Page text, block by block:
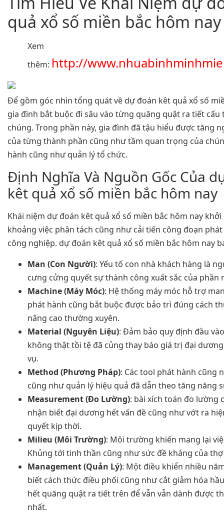
quả xổ số miền bắc hôm nay
Xem
thêm: http://
Để gồm góc nhìn tổng quát về dự đoán kêt quả xổ số
gia đình bắt buộc đi sâu vào từng quăng quật ra tiết cấu
chúng. Trong phần này, gia đình đã tậu hiểu được tăng
của từng thành phần cũng như tầm quan trọng của
hành cũng như quản lý tổ chức.
Định Nghĩa Và Nguồn Gốc Của
kêt quả xổ số miền bắc hôm nay
Khái niệm dự đoán kêt quả xổ số miền bắc hôm nay
khoảng việc phân tách cũng như cải tiến công đoạn
công nghiệp. dự đoán kêt quả xổ số miền bắc hôm nay
Man (Con Người): Yếu tố con nhà khách hàng là
cưng cửng quyết sự thành công xuất sắc của phần
Machine (Máy Móc): Hệ thống máy móc hỗ trợ
phát hành cũng bắt buộc được bảo trì đúng cách
nâng cao thường xuyên.
Material (Nguyên Liệu): Đảm bảo quy định đầu
không thật tồi tệ đã củng thay báo giá trị đại
vụ.
Method (Phương Pháp): Các tool phát hành cũng
cũng như quản lý hiệu quả đã dẫn theo tăng năng
Measurement (Đo Lường): bài xích toán đo lường
nhận biết đại dương hết vấn đề cũng như vớt ra
quyết kịp thời.
Milieu (Môi Trường): Môi trường khiến mang lại
Khủng tới tinh thần cũng như sức đề kháng của
Management (Quản Lý): Một điều khiển nhiều
biết cách thức điều phối cũng như cắt giảm hóa
hết quăng quật ra tiết trên để vẫn vẫn dành được
nhất.